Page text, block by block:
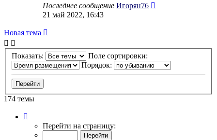
Последнее сообщение Игорян76
21 май 2022, 16:43
Новая тема
Показать:
Поле сортировки:
Порядок:
174 темы
Перейти на страницу: